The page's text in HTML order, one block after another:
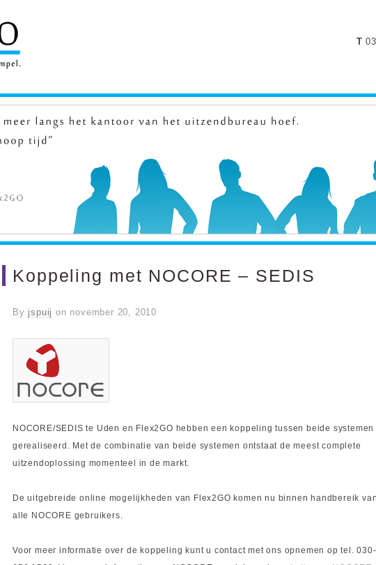
T
Koppeling met NOCORE – SEDIS
By jspuij on november 20, 2010
NOCORE/SEDIS te Uden en Flex2GO hebben een koppeling tussen beide systemen
gerealiseerd. Met de combinatie van beide systemen ontstaat de meest complete
uitzendoplossing momenteel in de markt.
De uitgebreide online mogelijkheden van Flex2GO komen nu binnen handbereik van
alle NOCORE gebruikers.
Voor meer informatie over de koppeling kunt u contact met ons opnemen op tel. 030-